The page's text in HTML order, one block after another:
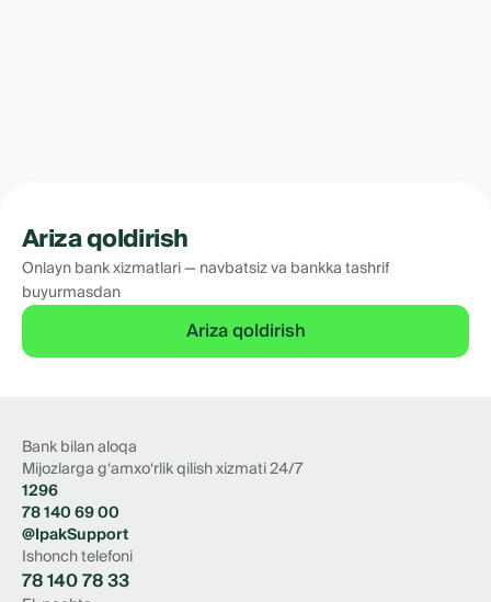
Ariza qoldirish
Onlayn bank xizmatlari — navbatsiz va bankka tashrif
buyurmasdan
Ariza qoldirish
Bank bilan aloqa
Mijozlarga g‘amxo‘rlik qilish xizmati 24/7
1296
78 140 69 00
@IpakSupport
Ishonch telefoni
78 140 78 33